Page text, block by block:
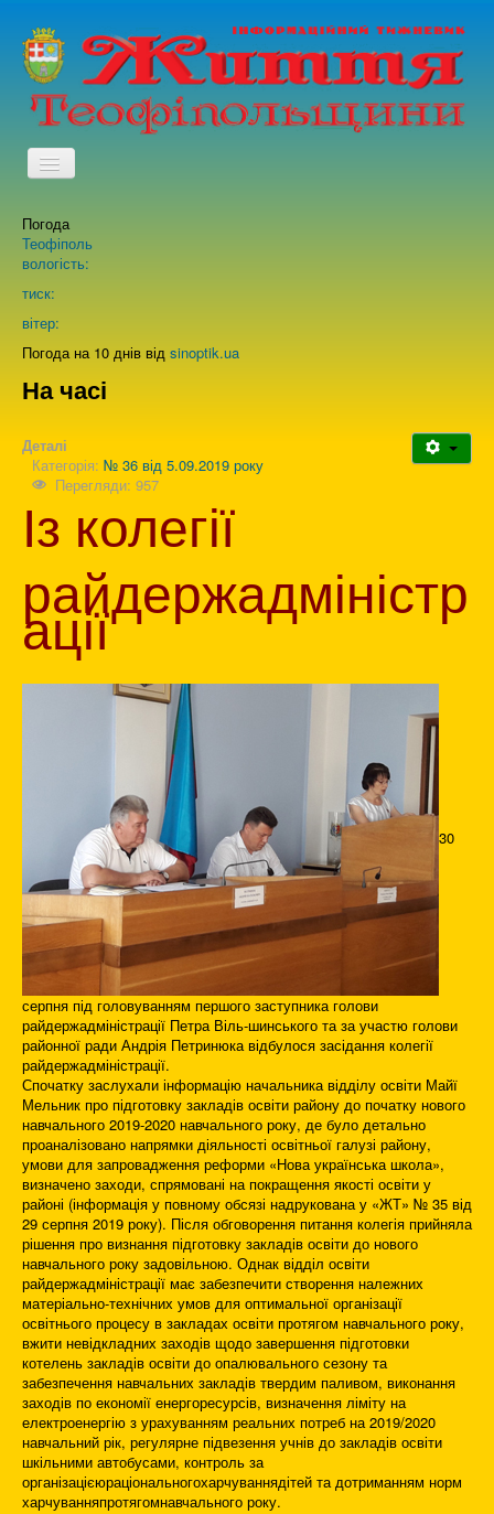
TPL_PROTOSTAR_TOGGLE_MENU
Про нас
Погода
Теофіполь
вологість:
тиск:
вітер:
Погода на 10 днів від sinoptik.ua
На часі
Деталі
Категорія: № 36 від 5.09.2019 року
Перегляди: 957
Із колегії
райдержадміністр
ації
30
серпня під головуванням першого заступника голови
райдержадміністрації Петра Віль-шинського та за участю голови
районної ради Андрія Петринюка відбулося засідання колегії
райдержадміністрації.
Спочатку заслухали інформацію начальника відділу освіти Майї
Мельник про підготовку закладів освіти району до початку нового
навчального 2019-2020 навчального року, де було детально
проаналізовано напрямки діяльності освітньої галузі району,
умови для запровадження реформи «Нова українська школа»,
визначено заходи, спрямовані на покращення якості освіти у
районі (інформація у повному обсязі надрукована у «ЖТ» № 35 від
29 серпня 2019 року). Після обговорення питання колегія прийняла
рішення про визнання підготовку закладів освіти до нового
навчального року задовільною. Однак відділ освіти
райдержадміністрації має забезпечити створення належних
матеріально-технічних умов для оптимальної організації
освітнього процесу в закладах освіти протягом навчального року,
вжити невідкладних заходів щодо завершення підготовки
котелень закладів освіти до опалювального сезону та
забезпечення навчальних закладів твердим паливом, виконання
заходів по економії енергоресурсів, визначення ліміту на
електроенергію з урахуванням реальних потреб на 2019/2020
навчальний рік, регулярне підвезення учнів до закладів освіти
шкільними автобусами, контроль за
організацієюраціональногохарчуваннядітей та дотриманням норм
харчуванняпротягомнавчального року.